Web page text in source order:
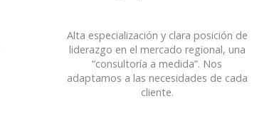
Alta especialización y clara posición de
liderazgo en el mercado regional, una
“consultoría a medida”. Nos
adaptamos a las necesidades de cada
cliente.